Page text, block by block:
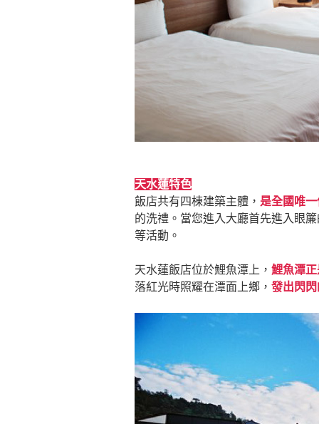
天水蓮特色
飯店共有四棟建築主體， 是全國唯
的洗禮。當您進入大廳首先進入眼
等活動。
天水蓮飯店位於鯉魚潭上， 鯉魚潭
落紅光時照耀在潭面上鄉， 發出閃